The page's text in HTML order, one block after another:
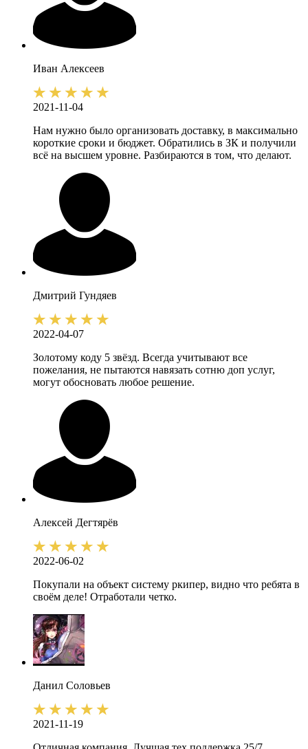
Иван Алексеев
2021-11-04
Нам нужно было организовать доставку, в максимально
короткие сроки и бюджет. Обратились в ЗК и получили
всё на высшем уровне. Разбираются в том, что делают.
Дмитрий Гундяев
2022-04-07
Золотому коду 5 звёзд. Всегда учитывают все
пожелания, не пытаются навязать сотню доп услуг,
могут обосновать любое решение.
Алексей Дегтярёв
2022-06-02
Покупали на объект систему ркипер, видно что ребята в
своём деле! Отработали четко.
Данил Соловьев
2021-11-19